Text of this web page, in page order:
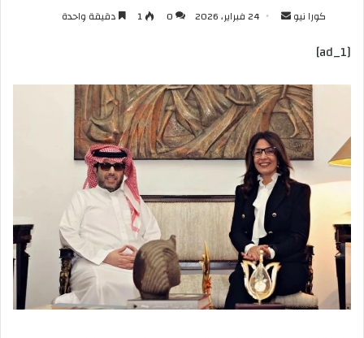
كورا نيو
أرسل 24 فبراير، 2026 0
1 دقيقة واحدة
[ad_1]